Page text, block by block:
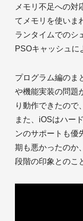
メモリ不足への対
てメモリを使いま
ランタイムでのシ
PSOキャッシュに
プログラム編のま
や機能実装の問題
り動作できたので
また、iOSはハー
ンのサポートも優
期も悪かったのか
段階の印象とのこ